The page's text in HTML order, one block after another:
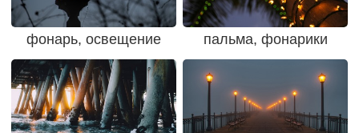
фонарь, освещение пальма, фонарики